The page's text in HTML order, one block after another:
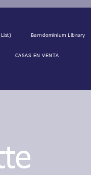
Barndominium Library
CASAS EN VENTA